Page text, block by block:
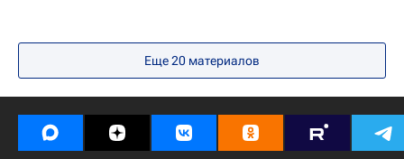
Еще 20 материалов